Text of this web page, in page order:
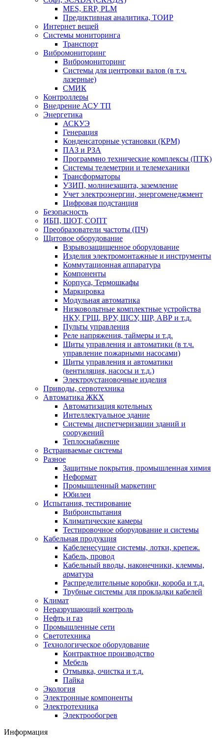
MES, ERP, PLM
Предиктивная аналитика, ТОИР
Интернет вещей
Системы мониторинга
Транспорт
Вибромониторинг
Вибромониторинг
Системы для центровки валов (в т.ч.
лазерные)
СМИК
Контроллеры
Внедрение АСУ ТП
Энергетика
АСКУЭ
Генерация
Конденсаторные установки (КРМ)
ПАЗ и РЗА
Программно технические комплексы (ПТК)
Системы телеметрии и телемеханики
Трансформаторы
УЗИП, молниезащита, заземление
Учет электроэнергии, энергоменеджмент
Цифровая подстанция
Безопасность
ИБП, ШОТ, СОПТ
Преобразователи частоты (ПЧ)
Щитовое оборудование
Взрывозащищенное оборудование
Изделия электромонтажные и инструменты
Коммутационная аппаратура
Компоненты
Корпуса, Термошкафы
Маркировка
Модульная автоматика
Низковольтные комплектные устройства
НКУ, ГРЩ, ВРУ, ЩСУ, ШР, АВР и т.д.
Пульты управления
Реле напряжения, таймеры и т.д.
Щиты управления и автоматики (в т.ч.
управление пожарными насосами)
Щиты управления и автоматики
(вентиляция, насосы и т.д.)
Электроустановочные изделия
Приводы, сервотехника
Автоматика ЖКХ
Автоматизация котельных
Интеллектуальное здание
Системы диспетчеризации зданий и
сооружений
Теплоснабжение
Встраиваемые системы
Разное
Защитные покрытия, промышленная химия
Неформат
Промышленный маркетинг
Юбилеи
Испытания, тестирование
Виброиспытания
Климатические камеры
Тестировочное оборудование и системы
Кабельная продукция
Кабеленесущие системы, лотки, крепеж.
Кабель, провод
Кабельный вводы, наконечники, клеммы,
арматура
Распределительные коробки, короба и т.д.
Трубные системы для прокладки кабелей
Климат
Неразрушающий контроль
Нефть и газ
Промышленные сети
Светотехника
Технологическое оборудование
Контрактное производство
Мебель
Отмывка, очистка и т.д.
Пайка
Экология
Электронные компоненты
Электротехника
Электрообогрев
Информация